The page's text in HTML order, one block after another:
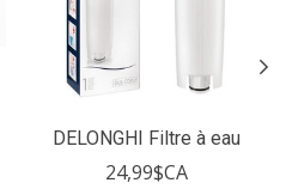
DELONGHI Filtre à eau
24,99$CA